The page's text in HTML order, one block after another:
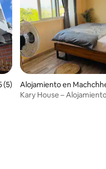
promedio: 5 de 5, 5
(5)
Alojamiento en
un
Kary House –